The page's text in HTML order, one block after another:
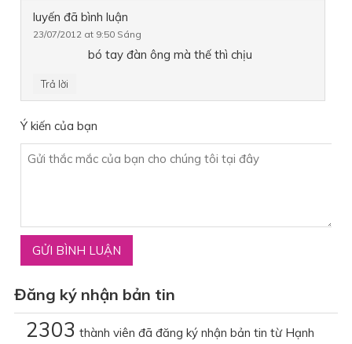
luyến đã bình luận
23/07/2012 at 9:50 Sáng
bó tay đàn ông mà thế thì chịu
Trả lời
Ý kiến của bạn
Đăng ký nhận bản tin
2303 thành viên đã đăng ký nhận bản tin từ Hạnh